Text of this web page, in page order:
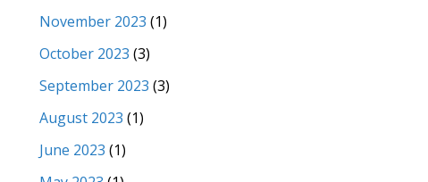
November 2023 (1)
October 2023 (3)
September 2023 (3)
August 2023 (1)
June 2023 (1)